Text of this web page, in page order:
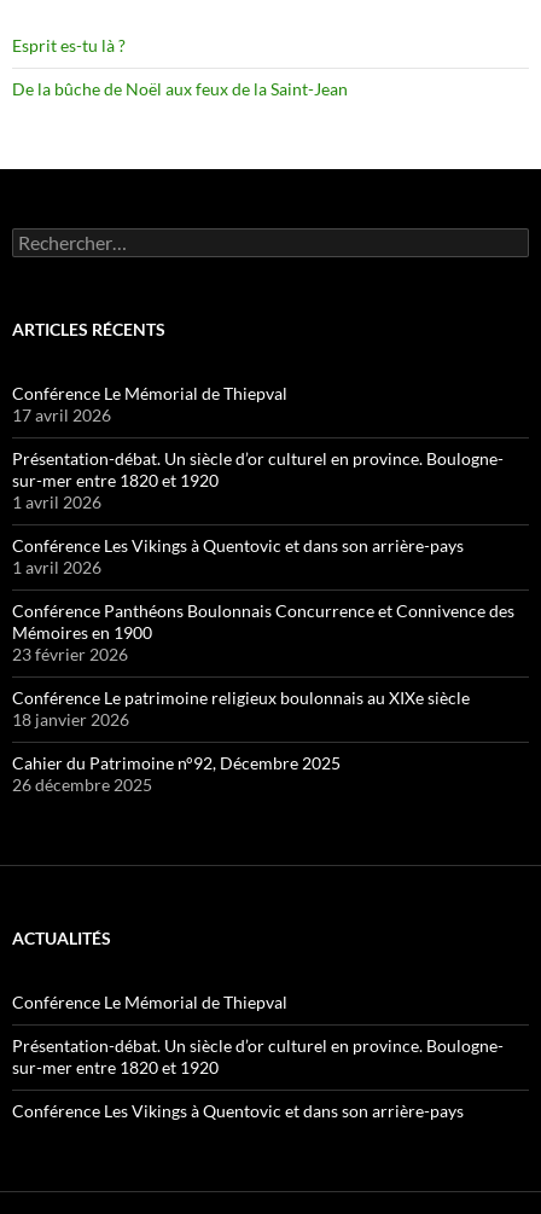
Esprit es-tu là ?
De la bûche de Noël aux feux de la Saint-Jean
Rechercher :
ARTICLES RÉCENTS
Conférence Le Mémorial de Thiepval
17 avril 2026
Présentation-débat. Un siècle d’or culturel en province. Boulogne-
sur-mer entre 1820 et 1920
1 avril 2026
Conférence Les Vikings à Quentovic et dans son arrière-pays
1 avril 2026
Conférence Panthéons Boulonnais Concurrence et Connivence des
Mémoires en 1900
23 février 2026
Conférence Le patrimoine religieux boulonnais au XIXe siècle
18 janvier 2026
Cahier du Patrimoine n°92, Décembre 2025
26 décembre 2025
ACTUALITÉS
Conférence Le Mémorial de Thiepval
Présentation-débat. Un siècle d’or culturel en province. Boulogne-
sur-mer entre 1820 et 1920
Conférence Les Vikings à Quentovic et dans son arrière-pays